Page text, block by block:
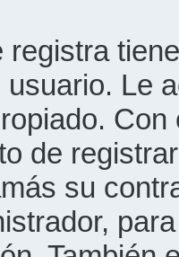
registra
usuario. Le
de
su